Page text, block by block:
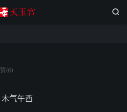

赞(6)
木气午酉